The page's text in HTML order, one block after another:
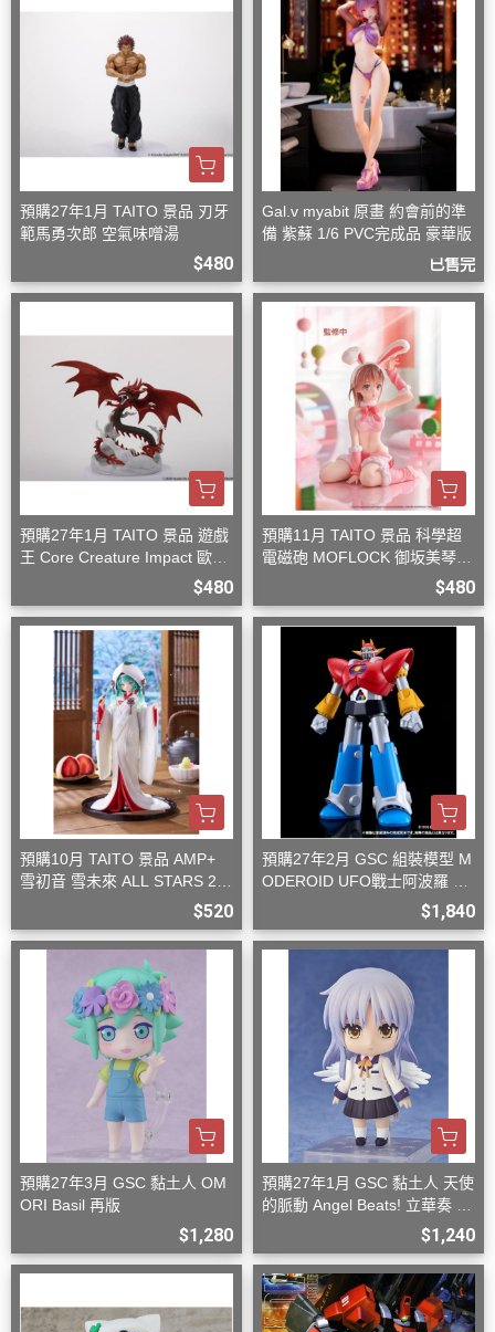
預購27年1月 TAITO 景品 刃牙
範馬勇次郎 空氣味噌湯
$480
Gal.v myabit 原畫 約會前的準
備 紫蘇 1/6 PVC完成品 豪華版
已售完
預購27年1月 TAITO 景品 遊戲
王 Core Creature Impact 歐西
$480
預購11月 TAITO 景品 科學超
電磁砲 MOFLOCK 御坂美琴
$480
預購10月 TAITO 景品 AMP+
雪初音 雪未來 ALL STARS 20
$520
預購27年2月 GSC 組裝模型 M
ODEROID UFO戰士阿波羅 大
$1,840
預購27年3月 GSC 黏土人 OM
ORI Basil 再版
$1,280
預購27年1月 GSC 黏土人 天使
的脈動 Angel Beats! 立華奏 再
$1,240